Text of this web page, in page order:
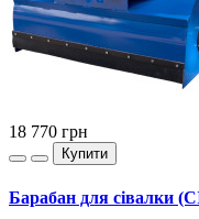
18 770 грн
Купити
Барабан для сівалки